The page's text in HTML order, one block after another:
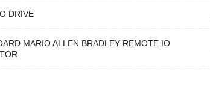
DRIVE
MARIO ALLEN BRADLEY REMOTE IO